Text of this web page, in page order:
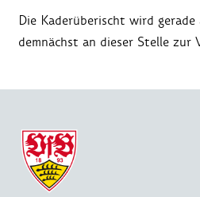
Die Kaderüberischt wird
demnächst an dieser Stelle zur